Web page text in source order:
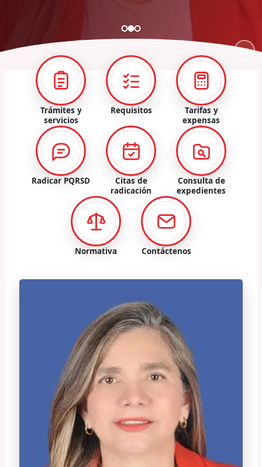
❚❚
Trámites y
servicios
Requisitos
Tarifas y
expensas
Radicar PQRSD
Citas de
radicación
Consulta de
expedientes
Normativa Contáctenos